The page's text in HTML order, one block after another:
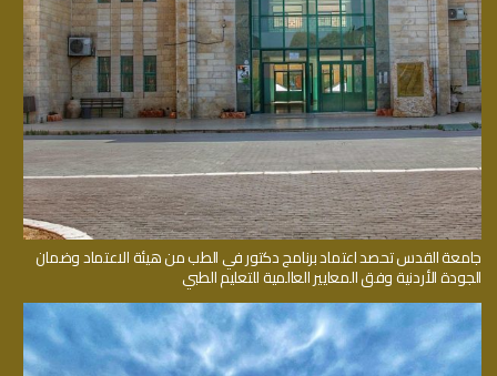
جامعة القدس تحصد اعتماد برنامج دكتور في الطب من هيئة الاعتماد وضمان
الجودة الأردنية وفق المعايير العالمية للتعليم الطبي